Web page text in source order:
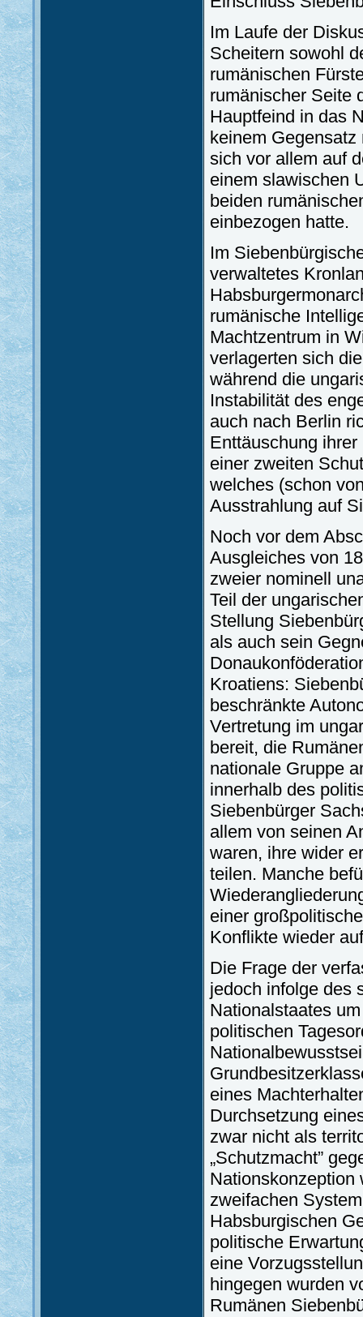
Im Laufe der
Scheitern sowohl
rumänischen
rumänischer Seite
Hauptfeind in das
keinem
sich vor allem auf
einem slawischen
beiden
einbezogen hatte.
Im
verwaltetes
rumänische
Machtzentrum in
verlagerten sich
während die
Instabilität des
auch nach Berlin
Enttäuschung
einer zweiten
welches (schon
Ausstrahlung auf
Noch vor dem
Ausgleiches von
zweier nominell
Teil der
Stellung
als auch sein
Kroatiens:
beschränkte
Vertretung im
bereit, die
nationale Gruppe
innerhalb des
Siebenbürger
allem von seinen
waren, ihre wider
teilen. Manche
einer
Konflikte wieder
Die Frage der
jedoch infolge des
Nationalstaates
politischen
eines
Durchsetzung
zwar nicht als
„Schutzmacht”
Nationskonzeption
zweifachen
Habsburgischen
politische
eine
hingegen wurden
Rumänen